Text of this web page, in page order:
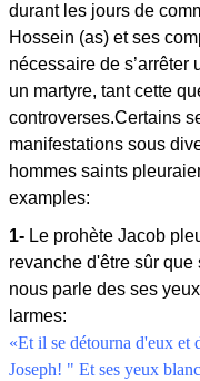
durant les jours de
Hossein (as) et ses
nécessaire de
un martyre, tant cette
controverses.Certains
manifestations sous
hommes saints
examples:
1- Le prohète Jacob
revanche d'être sûr
nous parle des ses
larmes:
«Et il se détourna d'eux et
Joseph! " Et ses yeux